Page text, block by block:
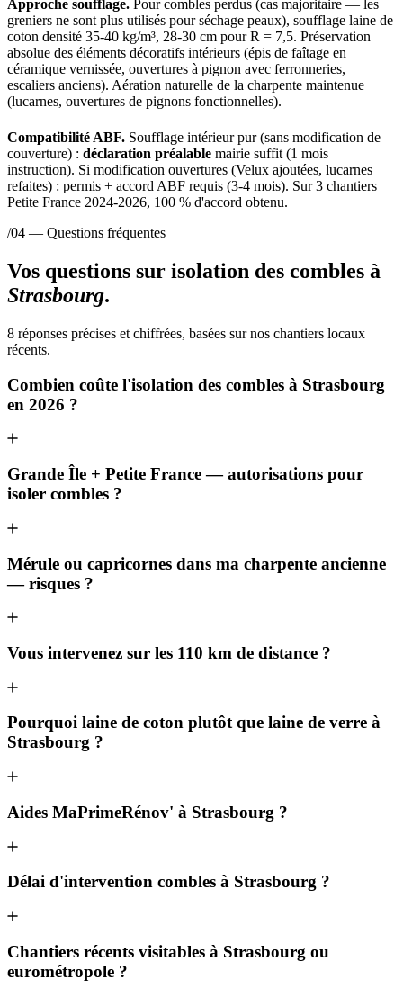
Approche soufflage. Pour combles perdus (cas majoritaire — les
greniers ne sont plus utilisés pour séchage peaux), soufflage laine de
coton densité 35-40 kg/m³, 28-30 cm pour R = 7,5. Préservation
absolue des éléments décoratifs intérieurs (épis de faîtage en
céramique vernissée, ouvertures à pignon avec ferronneries,
escaliers anciens). Aération naturelle de la charpente maintenue
(lucarnes, ouvertures de pignons fonctionnelles).
Compatibilité ABF. Soufflage intérieur pur (sans modification de
couverture) : déclaration préalable mairie suffit (1 mois
instruction). Si modification ouvertures (Velux ajoutées, lucarnes
refaites) : permis + accord ABF requis (3-4 mois). Sur 3 chantiers
Petite France 2024-2026, 100 % d'accord obtenu.
/04 — Questions fréquentes
Vos questions sur isolation des combles à
Strasbourg.
8 réponses précises et chiffrées, basées sur nos chantiers locaux
récents.
Combien coûte l'isolation des combles à Strasbourg
en 2026 ?
Grande Île + Petite France — autorisations pour
isoler combles ?
Mérule ou capricornes dans ma charpente ancienne
— risques ?
Vous intervenez sur les 110 km de distance ?
Pourquoi laine de coton plutôt que laine de verre à
Strasbourg ?
Aides MaPrimeRénov' à Strasbourg ?
Délai d'intervention combles à Strasbourg ?
Chantiers récents visitables à Strasbourg ou
eurométropole ?